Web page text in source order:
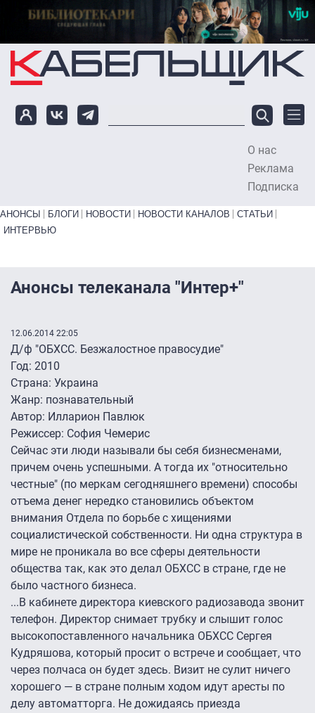
Перейти к основному содержанию
О нас
Реклама
Подписка
Primary links bottom
АНОНСЫ БЛОГИ НОВОСТИ НОВОСТИ КАНАЛОВ
СТАТЬИ
ИНТЕРВЬЮ
Анонсы телеканала "Интер+"
12.06.2014 22:05
Д/ф "ОБХСС. Безжалостное правосудие"
Год: 2010
Страна: Украина
Жанр: познавательный
Автор: Илларион Павлюк
Режиссер: София Чемерис
Сейчас эти люди называли бы себя бизнесменами,
причем очень успешными. А тогда их "относительно
честные" (по меркам сегодняшнего времени) способы
отъема денег нередко становились объектом
внимания Отдела по борьбе с хищениями
социалистической собственности. Ни одна структура в
мире не проникала во все сферы деятельности
общества так, как это делал ОБХСС в стране, где не
было частного бизнеса.
...В кабинете директора киевского радиозавода звонит
телефон. Директор снимает трубку и слышит голос
высокопоставленного начальника ОБХСС Сергея
Кудряшова, который просит о встрече и сообщает, что
через полчаса он будет здесь. Визит не сулит ничего
хорошего — в стране полным ходом идут аресты по
делу автоматторга. Не дожидаясь приезда